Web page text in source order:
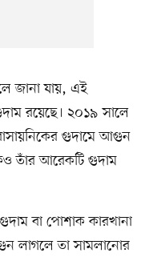
জানা যায়, এই
রয়েছে। ২০১৯ সালে
গুদামে আগুন
তাঁর আরেকটি গুদাম
বা পোশাক কারখানা
লাগলে তা সামলানোর